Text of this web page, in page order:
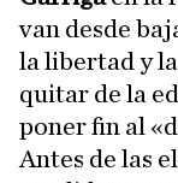
van desde
la libertad y
quitar de la
poner fin al
Antes de las